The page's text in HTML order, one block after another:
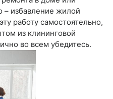
– избавление жилой
работу самостоятельно,
из клининговой
во всем убедитесь.